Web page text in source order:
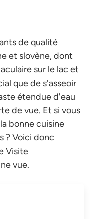
de qualité
et slovène, dont
sur le lac et
que de s'asseoir
étendue d'eau
de vue. Et si vous
bonne cuisine
? Voici donc
Visite
vue.